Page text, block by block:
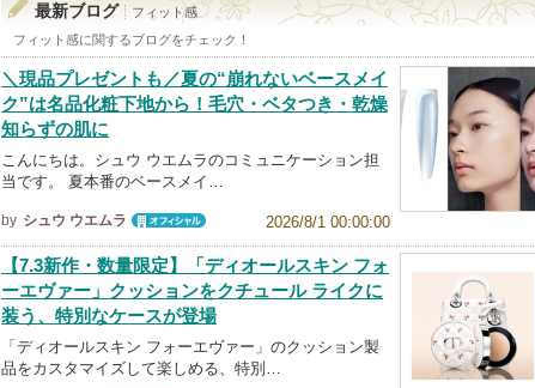
い
ま
最新ブログ
フィット感
フィット感に関するブログをチェック！
＼現品プレゼントも／夏の“崩れないベースメイ
ク”は名品化粧下地から！毛穴・ベタつき・乾燥
知らずの肌に
こんにちは。シュウ ウエムラのコミュニケーション担
当です。 夏本番のベースメイ…
by シュウ ウエムラ
ル
2026/8/1 00:00:00
【7.3新作・数量限定】「ディオールスキン フォ
ーエヴァー」クッションをクチュール ライクに
装う、特別なケースが登場
「ディオールスキン フォーエヴァー」のクッション製
品をカスタマイズして楽しめる、特別…